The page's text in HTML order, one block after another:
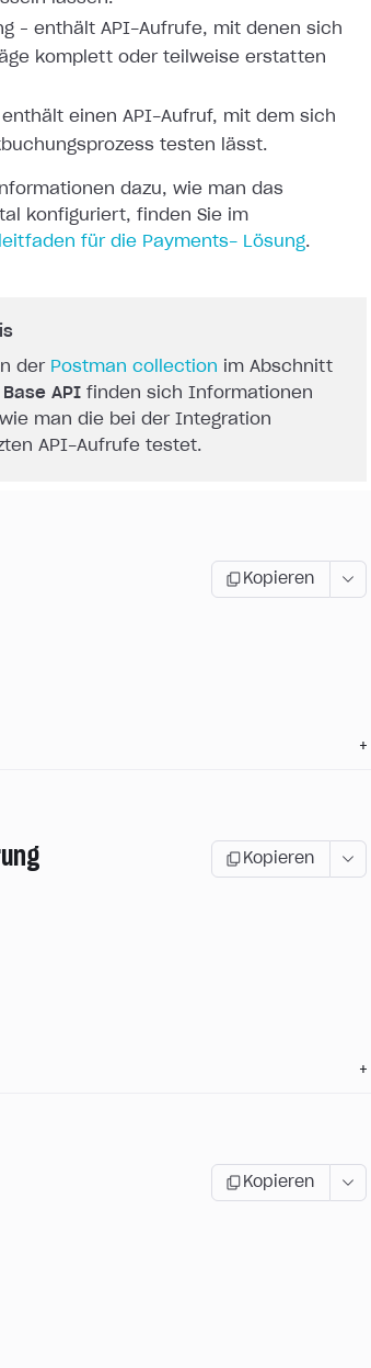
– enthält API-Aufrufe, mit denen sich
komplett oder teilweise erstatten
enthält einen API-Aufruf, mit dem sich
testen
lässt.
dazu, wie man das
konfiguriert, finden Sie im
für die Payments- Lösung.
der Postman collection im Abschnitt
API finden sich Informationen
man die bei der Integration
API-Aufrufe testet.
Kopieren
+
Kopieren
+
Kopieren